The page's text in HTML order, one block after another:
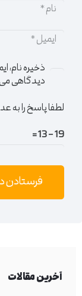
ذخیره نام،
دیدگاهی
لطفا پاسخ را به
19 − 13 =
فرستادن
آخرین مقالات